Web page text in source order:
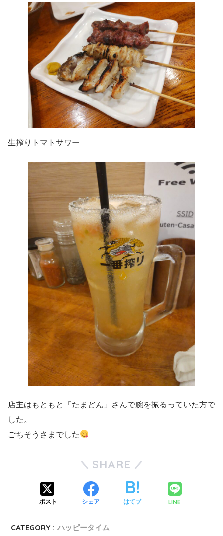
生搾りトマトサワー
店主はもともと「たまどん」さんで腕を振るっていた方で
した。
ごちそうさまでした
SHARE
ポスト シェア はてブ LINE
CATEGORY : ハッピータイム